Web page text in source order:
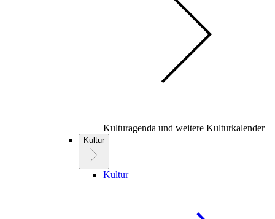
Kulturagenda und weitere Kulturkalender
Kultur
Kultur